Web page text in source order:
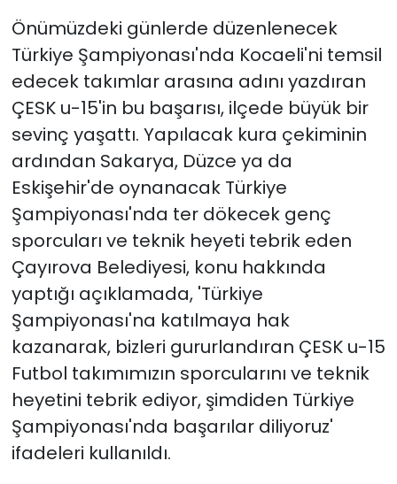
Önümüzdeki günlerde düzenlenecek
Türkiye Şampiyonası'nda Kocaeli'ni temsil
edecek takımlar arasına adını yazdıran
ÇESK u-15'in bu başarısı, ilçede büyük bir
sevinç yaşattı. Yapılacak kura çekiminin
ardından Sakarya, Düzce ya da
Eskişehir'de oynanacak Türkiye
Şampiyonası'nda ter dökecek genç
sporcuları ve teknik heyeti tebrik eden
Çayırova Belediyesi, konu hakkında
yaptığı açıklamada, 'Türkiye
Şampiyonası'na katılmaya hak
kazanarak, bizleri gururlandıran ÇESK u-15
Futbol takımımızın sporcularını ve teknik
heyetini tebrik ediyor, şimdiden Türkiye
Şampiyonası'nda başarılar diliyoruz'
ifadeleri kullanıldı.